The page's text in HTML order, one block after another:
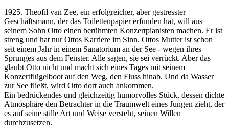
1925. Theofil van Zee, ein erfolgreicher, aber gestresster
Geschäftsmann, der das Toilettenpapier erfunden hat, will aus
seinem Sohn Otto einen berühmten Konzertpianisten machen. Er ist
streng und hat nur Ottos Karriere im Sinn. Ottos Mutter ist schon
seit einem Jahr in einem Sanatorium an der See - wegen ihres
Sprunges aus dem Fenster. Alle sagen, sie sei verrückt. Aber das
glaubt Otto nicht und macht sich eines Tages mit seinem
Konzertflügelboot auf den Weg, den Fluss hinab. Und da Wasser
zur See fließt, wird Otto dort auch ankommen.
Ein bedrückendes und gleichzeitig humorvolles Stück, dessen dichte
Atmosphäre den Betrachter in die Traumwelt eines Jungen zieht, der
es auf seine stille Art und Weise versteht, seinen Willen
durchzusetzen.